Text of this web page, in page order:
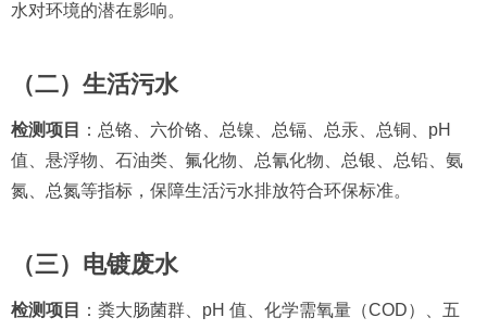
水对环境的潜在影响。
（二）生活污水
检测项目
：总铬、六价铬、总镍、总镉、总汞、总铜、pH
值、悬浮物、石油类、氟化物、总氰化物、总银、总铅、氨
氮、总氮等指标，保障生活污水排放符合环保标准。
（三）电镀废水
检测项目
：粪大肠菌群、pH 值、化学需氧量（COD）、五